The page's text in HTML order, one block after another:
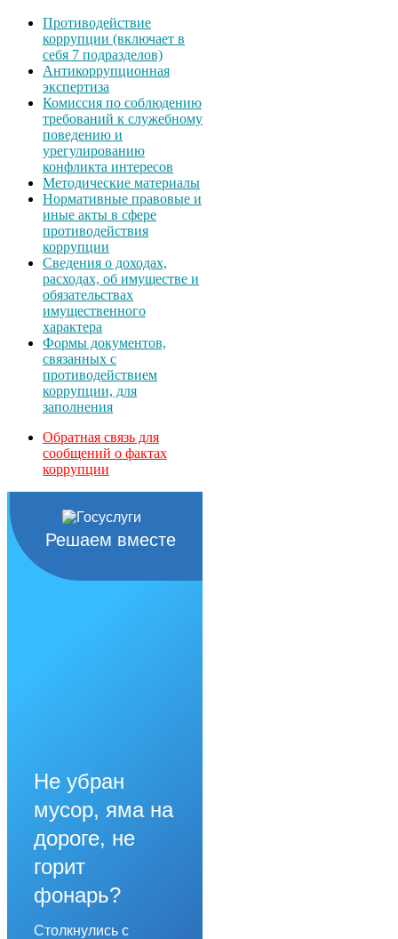
Противодействие
коррупции (включает в
себя 7 подразделов)
Антикоррупционная
экспертиза
Комиссия по соблюдению
требований к служебному
поведению и
урегулированию
конфликта интересов
Методические материалы
Нормативные правовые и
иные акты в сфере
противодействия
коррупции
Сведения о доходах,
расходах, об имуществе и
обязательствах
имущественного
характера
Формы документов,
связанных с
противодействием
коррупции, для
заполнения
Обратная связь для
сообщений о фактах
коррупции
Решаем вместе
Не убран
мусор, яма на
дороге, не
горит
фонарь?
Столкнулись с